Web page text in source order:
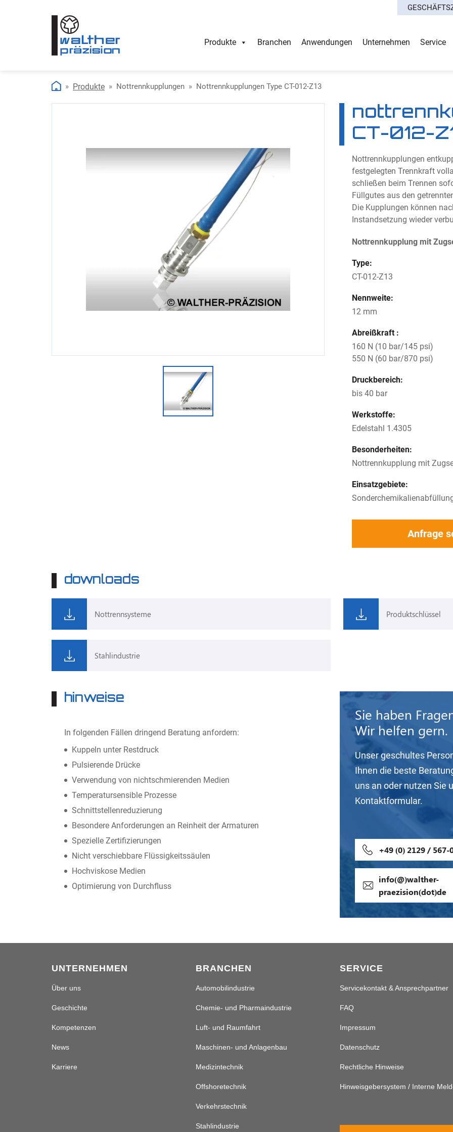
Produkte Branchen Anwendungen Unternehmen Service
Produkte Nottrennkupplungen Nottrennkupplungen Type CT-012-Z13
CT-012-
Nottrennkupplungen
festgelegten Trennkraft
schließen beim Trennen
Füllgutes aus den
Die Kupplungen können
Instandsetzung wieder
Nottrennkupplung mit
Type:
CT-012-Z13
Nennweite:
12 mm
Abreißkraft :
160 N (10 bar/145 psi)
550 N (60 bar/870 psi)
Druckbereich:
bis 40 bar
Werkstoffe:
Edelstahl 1.4305
Besonderheiten:
Nottrennkupplung mit
Einsatzgebiete:
Anfrage
downloads
Nottrennsysteme Produktschlüssel
Stahlindustrie
hinweise
In folgenden Fällen dringend Beratung anfordern:
Kuppeln unter Restdruck
Pulsierende Drücke
Verwendung von nichtschmierenden Medien
Temperatursensible Prozesse
Schnittstellenreduzierung
Besondere Anforderungen an Reinheit der Armaturen
Spezielle Zertifizierungen
Nicht verschiebbare Flüssigkeitssäulen
Hochviskose Medien
Optimierung von Durchfluss
Sie haben
Wir helfen gern.
Unser geschultes
Ihnen die beste
uns an oder nutzen Sie
Kontaktformular.
+49 (0) 2129 / 567-
info(@)walther-
praezision(dot)de
UNTERNEHMEN
Über uns
Geschichte
Kompetenzen
News
Karriere
BRANCHEN
Automobilindustrie
Chemie- und Pharmaindustrie
Luft- und Raumfahrt
Maschinen- und Anlagenbau
Medizintechnik
Offshoretechnik
Verkehrstechnik
Stahlindustrie
SERVICE
Servicekontakt & Ansprechpartner
FAQ
Impressum
Datenschutz
Rechtliche Hinweise
Hinweisgebersystem / Interne